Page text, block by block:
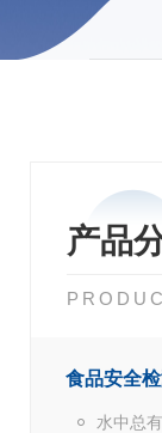
产品
食品安全
水中总